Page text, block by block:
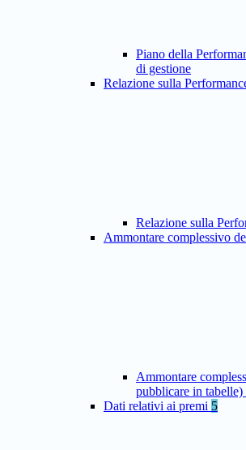
Piano della
di gestione
Relazione sulla
Relazione sulla
Ammontare complessivo
Ammontare
pubblicare in tabelle)
Dati relativi ai premi 5